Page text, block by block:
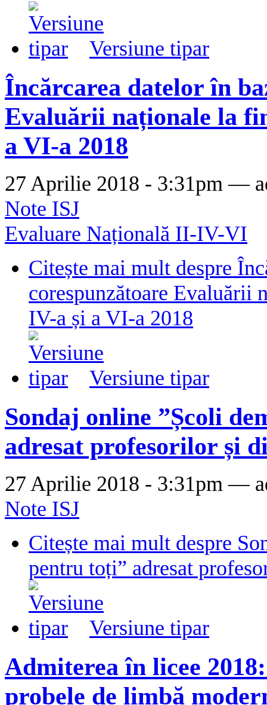
Versiune tipar
Încărcarea datelor în
Evaluării naționale la
a VI-a 2018
27 Aprilie 2018 - 3:31pm —
Note ISJ
Evaluare Națională II-IV-VI
Citește mai mult despre
corespunzătoare Evaluării
IV-a și a VI-a 2018
Versiune tipar
Sondaj online ”Școli
adresat profesorilor și
27 Aprilie 2018 - 3:31pm —
Note ISJ
Citește mai mult despre
pentru toți” adresat
Versiune tipar
Admiterea în licee
probele de limbă